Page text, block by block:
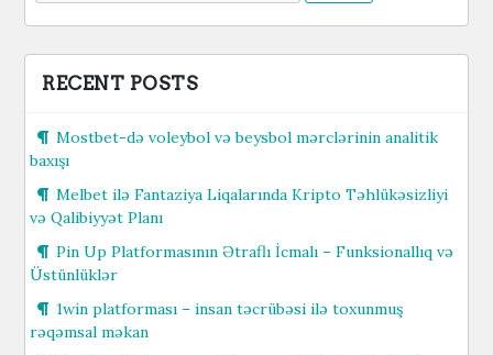
RECENT POSTS
Mostbet-də voleybol və beysbol mərclərinin analitik
baxışı
Melbet ilə Fantaziya Liqalarında Kripto Təhlükəsizliyi
və Qalibiyyət Planı
Pin Up Platformasının Ətraflı İcmalı – Funksionallıq və
Üstünlüklər
1win platforması – insan təcrübəsi ilə toxunmuş
rəqəmsal məkan